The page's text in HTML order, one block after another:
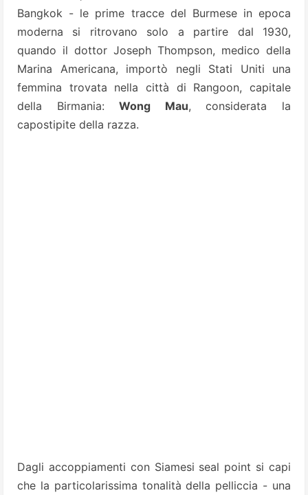
Bangkok - le prime tracce del Burmese in epoca
moderna si ritrovano solo a partire dal 1930,
quando il dottor Joseph Thompson, medico della
Marina Americana, importò negli Stati Uniti una
femmina trovata nella città di Rangoon, capitale
della Birmania:Wong Mau, considerata la
capostipite della razza.
Dagli accoppiamenti con Siamesi seal point si capi
che la particolarissima tonalità della pelliccia - una